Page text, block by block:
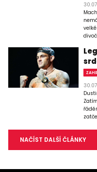
NAČÍST DALŠÍ ČLÁNKY